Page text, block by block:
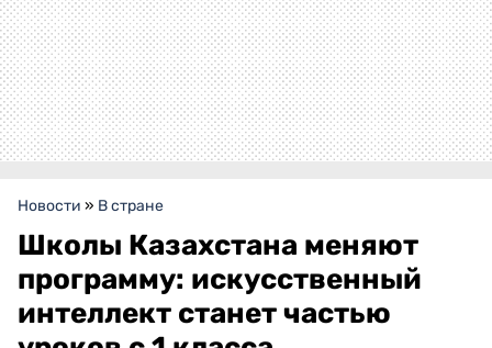
Новости » В стране
Школы Казахстана меняют
программу: искусственный
интеллект станет частью